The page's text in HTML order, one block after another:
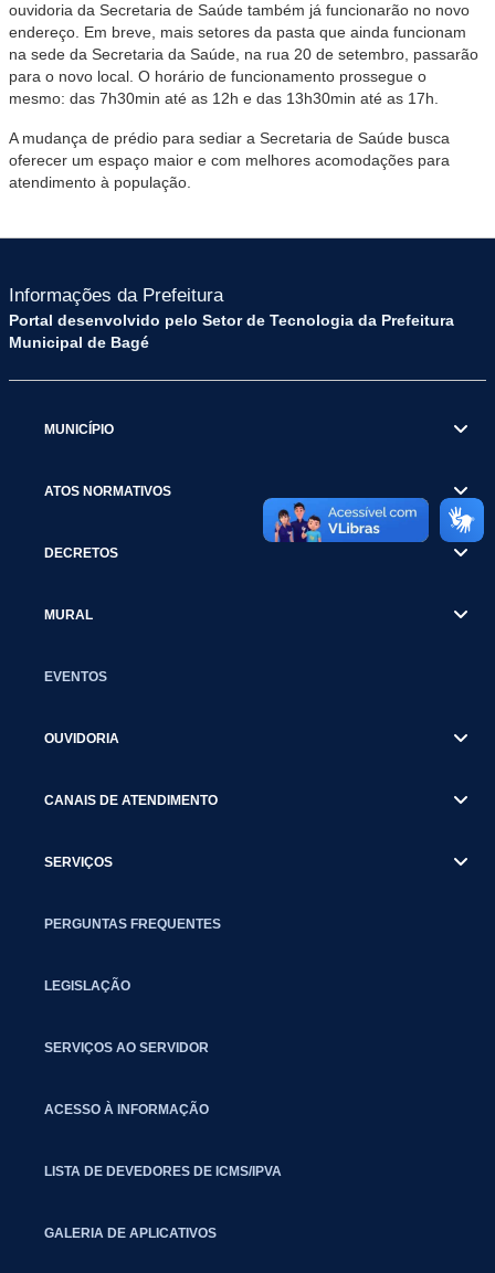
ouvidoria da Secretaria de Saúde também já funcionarão no novo
endereço. Em breve, mais setores da pasta que ainda funcionam
na sede da Secretaria da Saúde, na rua 20 de setembro, passarão
para o novo local. O horário de funcionamento prossegue o
mesmo: das 7h30min até as 12h e das 13h30min até as 17h.
A mudança de prédio para sediar a Secretaria de Saúde busca
oferecer um espaço maior e com melhores acomodações para
atendimento à população.
Informações da Prefeitura
Portal desenvolvido pelo Setor de Tecnologia da Prefeitura
Municipal de Bagé
MUNICÍPIO
ATOS NORMATIVOS
DECRETOS
MURAL
EVENTOS
OUVIDORIA
CANAIS DE ATENDIMENTO
SERVIÇOS
PERGUNTAS FREQUENTES
LEGISLAÇÃO
SERVIÇOS AO SERVIDOR
ACESSO À INFORMAÇÃO
LISTA DE DEVEDORES DE ICMS/IPVA
GALERIA DE APLICATIVOS